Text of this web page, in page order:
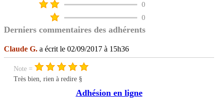
0
0
Derniers commentaires des adhérents
Claude G. a écrit le 02/09/2017 à 15h36
Note =
Très bien, rien à redire §
Adhésion en ligne